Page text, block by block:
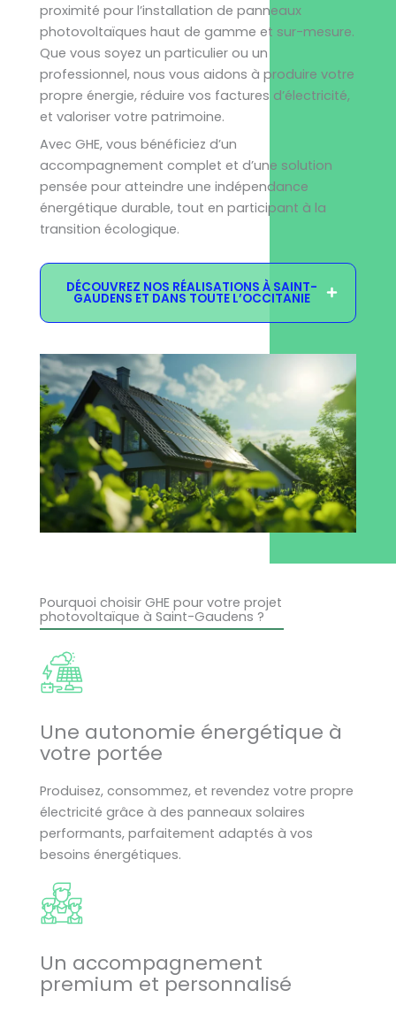
proximité pour l’installation de panneaux
photovoltaïques haut de gamme et sur-mesure.
Que vous soyez un particulier ou un
professionnel, nous vous aidons à produire votre
propre énergie, réduire vos factures d’électricité,
et valoriser votre patrimoine.
Avec GHE, vous bénéficiez d’un
accompagnement complet et d’une solution
pensée pour atteindre une indépendance
énergétique durable, tout en participant à la
transition écologique.
DÉCOUVREZ NOS RÉALISATIONS À SAINT-
GAUDENS ET DANS TOUTE L’OCCITANIE
Pourquoi choisir GHE pour votre projet
photovoltaïque à Saint-Gaudens ?
Une autonomie énergétique à
votre portée
Produisez, consommez, et revendez votre propre
électricité grâce à des panneaux solaires
performants, parfaitement adaptés à vos
besoins énergétiques.
Un accompagnement
premium et personnalisé